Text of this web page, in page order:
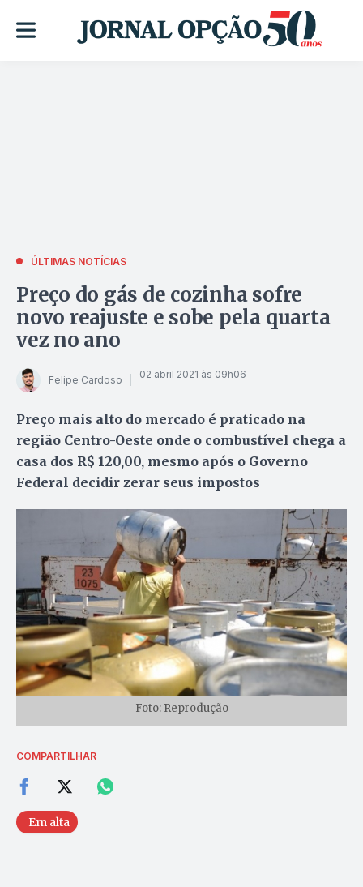
ÚLTIMAS NOTÍCIAS
Preço do gás de cozinha sofre
novo reajuste e sobe pela quarta
vez no ano
Felipe Cardoso 02 abril 2021 às 09h06
Preço mais alto do mercado é praticado na
região Centro-Oeste onde o combustível chega a
casa dos R$ 120,00, mesmo após o Governo
Federal decidir zerar seus impostos
Foto: Reprodução
COMPARTILHAR
Em alta